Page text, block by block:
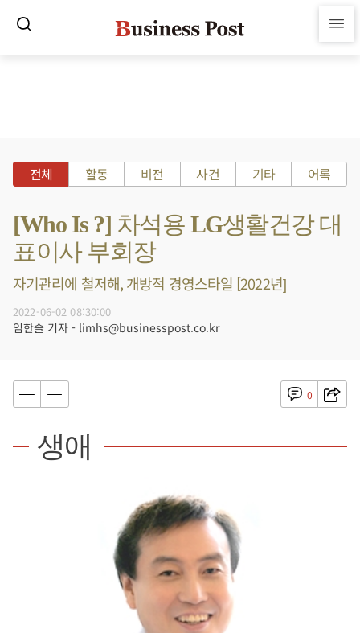
전체 활동 비전 사건 기타 어록
[Who Is ?] 차석용 LG생활건강 대
표이사 부회장
자기관리에 철저해, 개방적 경영스타일 [2022년]
2022-06-02 08:30:00
임한솔 기자 - limhs@businesspost.co.kr
0
생애